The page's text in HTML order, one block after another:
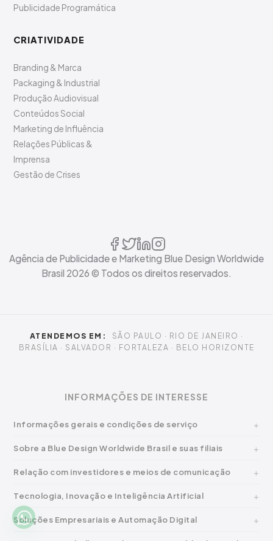
Publicidade Programática
CRIATIVIDADE
Branding & Marca
Packaging & Industrial
Produção Audiovisual
Conteúdos Social
Marketing de Influência
Relações Públicas &
Imprensa
Gestão de Crises
Agência de Publicidade e Marketing Blue Design Worldwide
Brasil 2026 © Todos os direitos reservados.
ATENDEMOS EM:
SÃO PAULO · RIO DE JANEIRO ·
BRASÍLIA · SALVADOR · FORTALEZA · BELO HORIZONTE
INFORMAÇÕES DE INTERESSE
Informações gerais e condições de serviço
Sobre a Blue Design Worldwide Brasil e suas filiais
Relação com investidores e meios de comunicação
Tecnologia, Inovação e Inteligência Artificial
Soluções Empresariais e Automação Digital